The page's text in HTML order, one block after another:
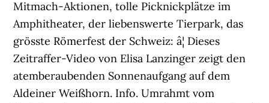
Mitmach-Aktionen, tolle Picknickplätze im
Amphitheater, der liebenswerte Tierpark, das
grösste Römerfest der Schweiz: â¦ Dieses
Zeitraffer-Video von Elisa Lanzinger zeigt den
atemberaubenden Sonnenaufgang auf dem
Aldeiner Weißhorn. Info. Umrahmt vom